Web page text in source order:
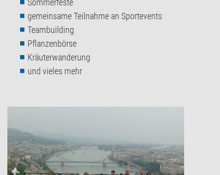
Sommerfeste
gemeinsame Teilnahme an Sportevents
Teambuilding
Pflanzenbörse
Kräuterwanderung
und vieles mehr